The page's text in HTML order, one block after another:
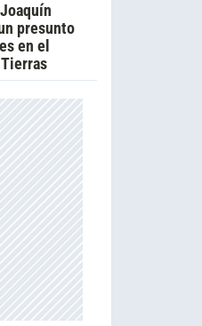
presunto
en el